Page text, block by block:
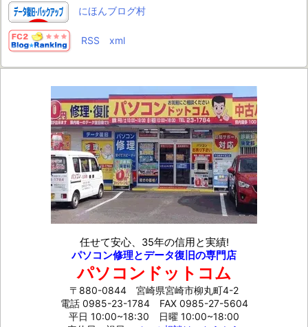
にほんブログ村
RSS xml
任せて安心、35年の信用と実績!
パソコン修理とデータ復旧の専門店
パソコンドットコム
〒880-0844 宮崎県宮崎市柳丸町4-2
電話 0985-23-1784FAX 0985-27-5604
平日 10:00~18:30 日曜 10:00~18:00